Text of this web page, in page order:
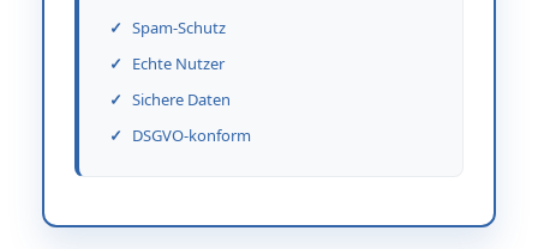
Spam-Schutz
Echte Nutzer
Sichere Daten
DSGVO-konform